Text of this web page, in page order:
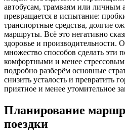
автобусам, трамваям или личным
превращается в испытание:
транспортные средства, долгие
маршруты. Всё это негативно
здоровье и производительности.
множество способов сделать эти
комфортными и менее
подробно разберём основные
снизить усталость и превратить
приятное и менее утомительное
Планирование
поездки